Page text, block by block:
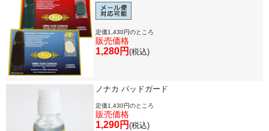
定価1,430円のところ
販売価格
1,280円 (税込)
ノナカ パッドガード
定価1,430円のところ
販売価格
1,290円 (税込)